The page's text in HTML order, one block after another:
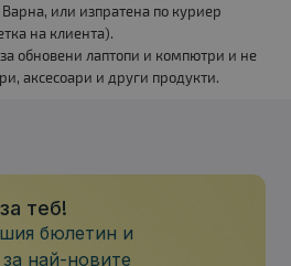
или изпратена по куриер
на клиента).
обновени лаптопи и компютри и не
аксесоари и други продукти.
теб!
бюлетин и
най-новите